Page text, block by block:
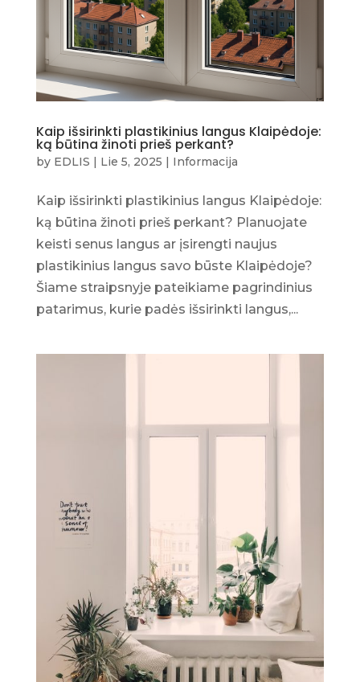
Kaip išsirinkti plastikinius langus Klaipėdoje:
ką būtina žinoti prieš perkant?
by EDLIS Lie 5, 2025 Informacija
Kaip išsirinkti plastikinius langus Klaipėdoje:
ką būtina žinoti prieš perkant? Planuojate
keisti senus langus ar įsirengti naujus
plastikinius langus savo būste Klaipėdoje?
Šiame straipsnyje pateikiame pagrindinius
patarimus, kurie padės išsirinkti langus,...